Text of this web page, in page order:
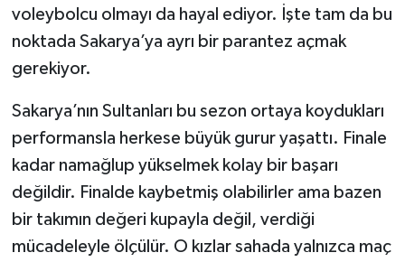
voleybolcu olmayı da hayal ediyor. İşte tam da bu
noktada Sakarya’ya ayrı bir parantez açmak
gerekiyor.
Sakarya’nın Sultanları bu sezon ortaya koydukları
performansla herkese büyük gurur yaşattı. Finale
kadar namağlup yükselmek kolay bir başarı
değildir. Finalde kaybetmiş olabilirler ama bazen
bir takımın değeri kupayla değil, verdiği
mücadeleyle ölçülür. O kızlar sahada yalnızca maç